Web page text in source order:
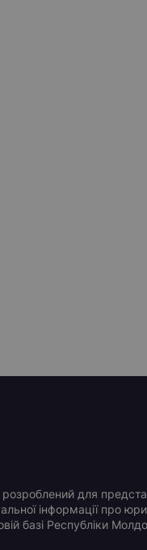
для
інформації про
базі Республіки